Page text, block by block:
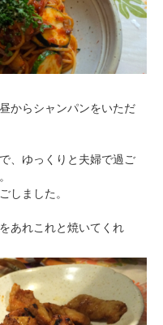
からシャンパンをいただ
、ゆっくりと夫婦で過ご
しました。
あれこれと焼いてくれ